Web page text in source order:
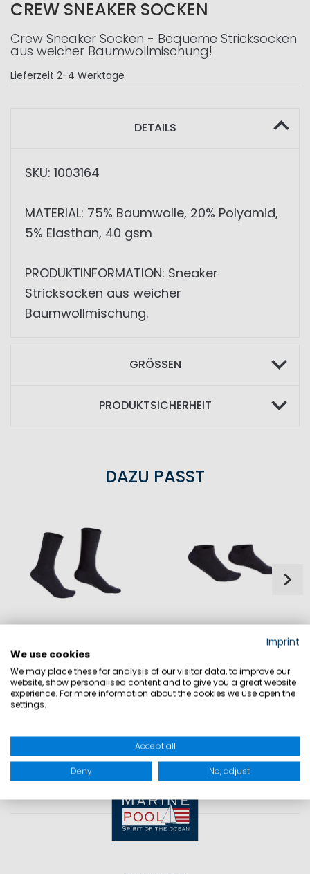
CREW SNEAKER SOCKEN
Crew Sneaker Socken - Bequeme Stricksocken
aus weicher Baumwollmischung!
Lieferzeit 2-4 Werktage
DETAILS
SKU: 1003164
MATERIAL: 75% Baumwolle, 20% Polyamid,
5% Elasthan, 40 gsm
PRODUKTINFORMATION: Sneaker
Stricksocken aus weicher
Baumwollmischung.
GRÖSSEN
PRODUKTSICHERHEIT
DAZU PASST
18,90 €
CLASSIC SNEAKER SOCKEN 3ER PACK
18,90 €
Imprint
We use cookies
We may place these for analysis of our visitor data, to improve our
website, show personalised content and to give you a great website
experience. For more information about the cookies we use open the
settings.
Accept all
Deny No, adjust